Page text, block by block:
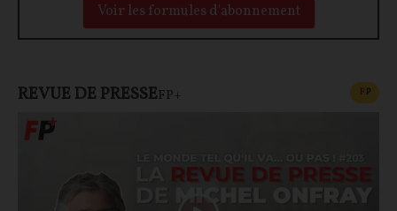
Voir les formules d'abonnement
REVUE DE PRESSEFP+ FP